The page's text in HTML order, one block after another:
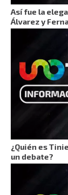
Así fue la
Álvarez y
¿Quién es
un debate?